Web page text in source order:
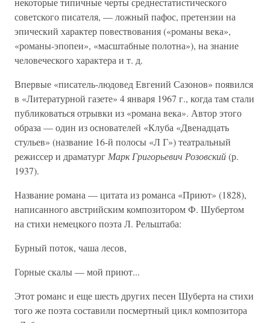
советского писателя, — ложный пафос, претензии на
эпический характер повествования («романы века»,
«романы-эпопеи», «масштабные полотна»), на знание
человеческого характера и т. д.
Впервые «писатель-людовед Евгений Сазонов» появился
в «Литературной газете» 4 января 1967 г., когда там стали
публиковаться отрывки из «романа века». Автор этого
образа — один из основателей «Клуба «Двенадцать
стульев» (название 16-й полосы «Л Г») театральный
режиссер и драматург Марк Григорьевич Розовский(р.
1937).
Название романа — цитата из романса «Приют» (1828),
написанного австрийским композитором Ф. Шубертом
на стихи немецкого поэта Л. Рельштаба:
Бурный поток, чаша лесов,
Горные скалы — мой приют...
Этот романс и еще шесть других песен Шуберта на стихи
того же поэта составили посмертный цикл композитора